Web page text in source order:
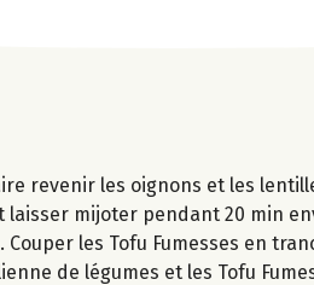
revenir les oignons et les
mijoter pendant 20 min
les Tofu Fumesses en
de légumes et les Tofu